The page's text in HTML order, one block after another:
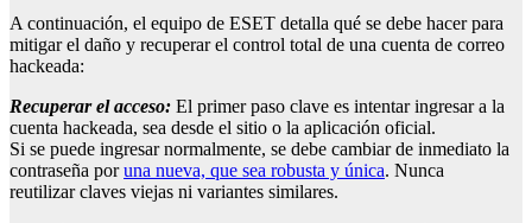
A continuación, el equipo de ESET detalla qué se debe hacer para
mitigar el daño y recuperar el control total de una cuenta de correo
hackeada:
Recuperar el acceso: El primer paso clave es intentar ingresar a la
cuenta hackeada, sea desde el sitio o la aplicación oficial.
Si se puede ingresar normalmente, se debe cambiar de inmediato la
contraseña poruna nueva, que sea robusta y única. Nunca
reutilizar claves viejas ni variantes similares.